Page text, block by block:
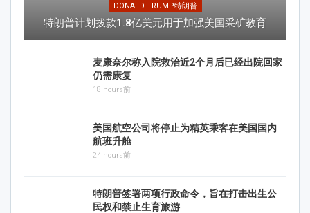
DONALD TRUMP特朗普
特朗普计划拨款1.8亿美元用于加强美国采矿教育
麦康奈尔称入院救治近2个月后已经出院回家
仍需康复
18 hours前
美国航空公司将停止为精英乘客在美国国内
航班升舱
24 hours前
特朗普签署两项行政命令，旨在打击出生公
民权和禁止生育旅游